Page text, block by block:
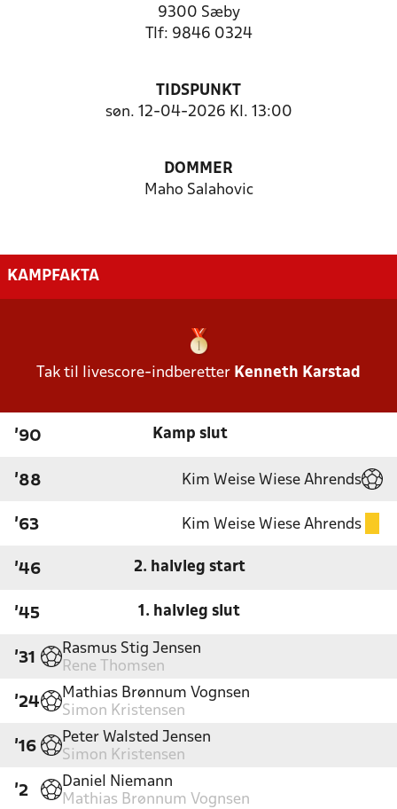
9300 Sæby
Tlf: 9846 0324
TIDSPUNKT
søn. 12-04-2026 Kl. 13:00
DOMMER
Maho Salahovic
KAMPFAKTA
Tak til livescore-indberetter Kenneth Karstad
'90 Kamp slut
'88 Kim Weise Wiese Ahrends
'63 Kim Weise Wiese Ahrends
'46 2. halvleg start
'45 1. halvleg slut
'31
Rasmus Stig Jensen
Rene Thomsen
'24
Mathias Brønnum Vognsen
Simon Kristensen
'16
Peter Walsted Jensen
Simon Kristensen
'2
Daniel Niemann
Mathias Brønnum Vognsen